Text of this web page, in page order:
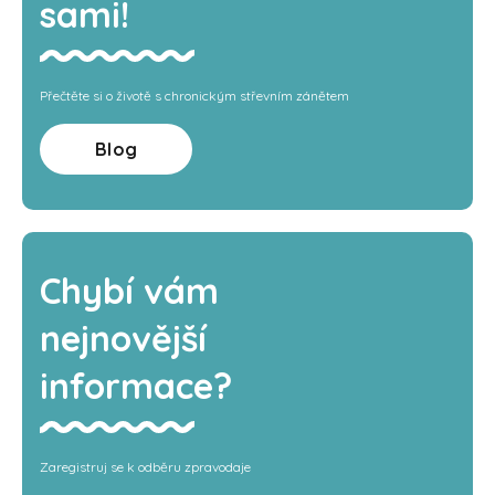
sami!
Přečtěte si o životě s chronickým střevním zánětem
Blog
Chybí vám
nejnovější
informace?
Zaregistruj se k odběru zpravodaje